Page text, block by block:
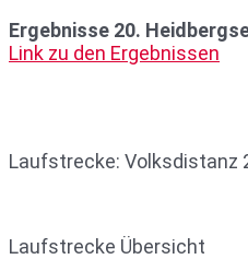
Ergebnisse 20.
Link zu den Ergebnissen
Laufstrecke: Volksdistanz
Laufstrecke Übersicht